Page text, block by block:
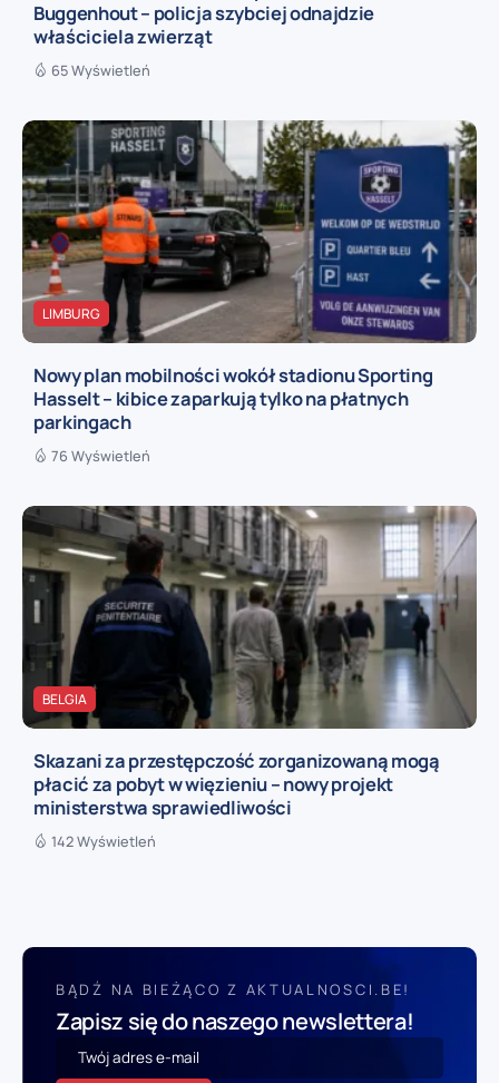
Buggenhout – policja szybciej odnajdzie
właściciela zwierząt
65 Wyświetleń
LIMBURG
Nowy plan mobilności wokół stadionu Sporting
Hasselt – kibice zaparkują tylko na płatnych
parkingach
76 Wyświetleń
BELGIA
Skazani za przestępczość zorganizowaną mogą
płacić za pobyt w więzieniu – nowy projekt
ministerstwa sprawiedliwości
142 Wyświetleń
BĄDŹ NA BIEŻĄCO Z AKTUALNOSCI.BE!
Zapisz się do naszego newslettera!